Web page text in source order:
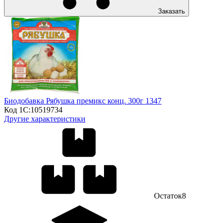
Заказать
Биодобавка Рябушка премикс конц. 300г 1347
Код 1С:10519734
Другие характеристики
Остаток8